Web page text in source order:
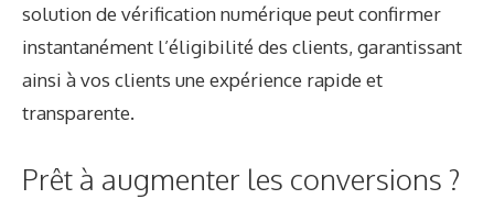
solution de vérification numérique peut confirmer
instantanément l’éligibilité des clients, garantissant
ainsi à vos clients une expérience rapide et
transparente.
Prêt à augmenter les conversions ?